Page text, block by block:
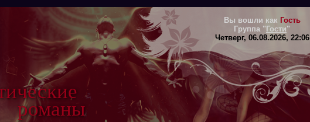
Вы вошли как Гость
Группа " Гости"
Четверг, 06.08.2026, 22:06